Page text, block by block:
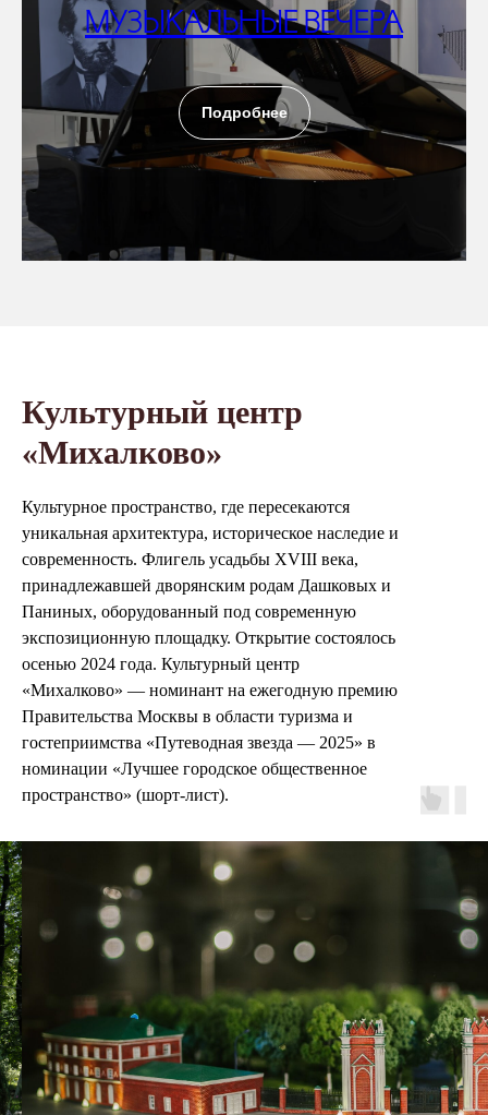
МУЗЫКАЛЬНЫЕ ВЕЧЕРА
Подробнее
Культурный центр
«Михалково»
Культурное пространство, где пересекаются
уникальная архитектура, историческое наследие и
современность. Флигель усадьбы XVIII века,
принадлежавшей дворянским родам Дашковых и
Паниных, оборудованный под современную
экспозиционную площадку. Открытие состоялось
осенью 2024 года. Культурный центр
«Михалково» — номинант на ежегодную премию
Правительства Москвы в области туризма и
гостеприимства «Путеводная звезда — 2025» в
номинации «Лучшее городское общественное
пространство» (шорт-лист).